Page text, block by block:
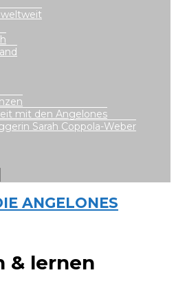
weltweit
mit den Angelones
Sarah Coppola-Weber
& lernen